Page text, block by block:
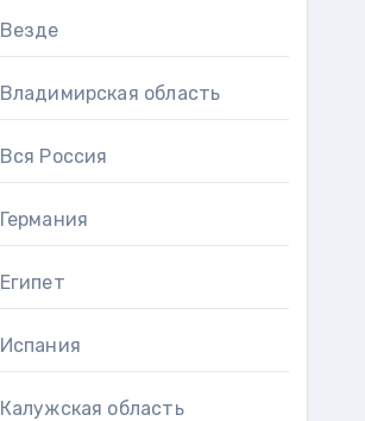
Везде
Владимирская область
Вся Россия
Германия
Египет
Испания
Калужская область